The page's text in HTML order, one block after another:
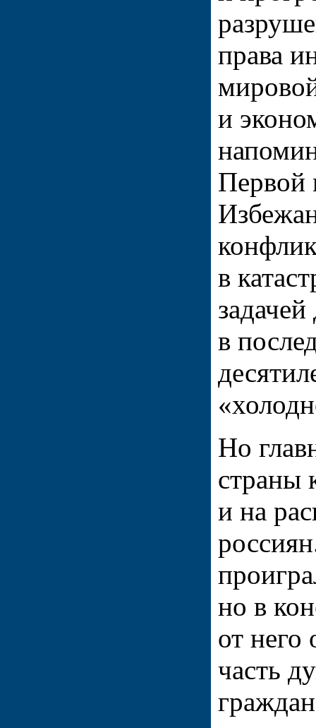
права
и
Первой
в
в
Но
страны
и на
но в
от него
часть